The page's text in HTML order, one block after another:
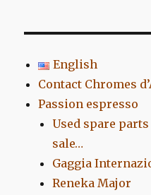
English
Contact Chromes
Passion espresso
Used spare
sale…
Gaggia
Reneka Major